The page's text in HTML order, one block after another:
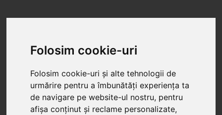
Folosim cookie-uri
Folosim cookie-uri și alte tehnologii de
urmărire pentru a îmbunătăți experiența ta
de navigare pe website-ul nostru, pentru
afișa conținut și reclame personalizate,